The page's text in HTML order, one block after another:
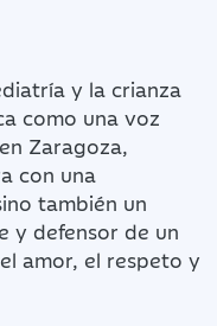
y la crianza
como una voz
Zaragoza,
con una
también un
y defensor de un
amor, el respeto y